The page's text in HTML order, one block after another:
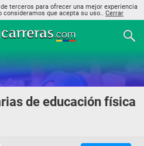
terceros para ofrecer una mejor experiencia
consideramos que acepta su uso.. Cerrar
de educación física